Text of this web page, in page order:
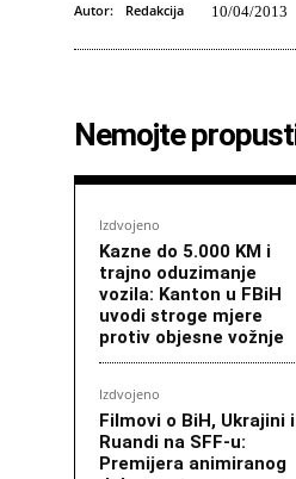
Autor: Redakcija 10/04/2013
Nemojte
Izdvojeno
Kazne do 5.000 KM i
trajno oduzimanje
vozila: Kanton u FBiH
uvodi stroge mjere
protiv objesne vožnje
Izdvojeno
Filmovi o BiH, Ukrajini i
Ruandi na SFF-u:
Premijera animiranog